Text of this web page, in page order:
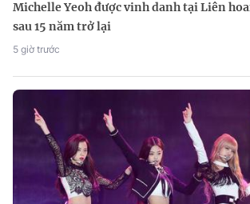
Michelle Yeoh được vinh danh tại Liên
sau 15 năm trở lại
5 giờ trước